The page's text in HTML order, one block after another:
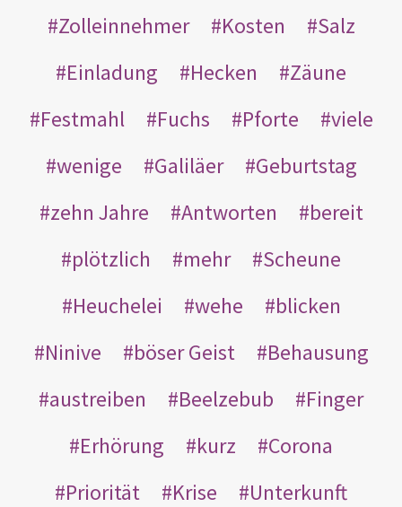
Zolleinnehmer Kosten
Salz
Einladung
Hecken
Zäune
Festmahl
Fuchs Pforte
viele
wenige
Galiläer
Geburtstag
zehn Jahre
Antworten
bereit
plötzlich
mehr
Scheune
Heuchelei
wehe
blicken
Ninive
böser Geist
Behausung
austreiben
Beelzebub
Finger
Erhörung
kurz
Corona
Priorität
Krise
Unterkunft